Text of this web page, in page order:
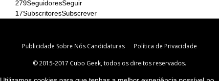
279SeguidoresSeguir
17SubscritoresSubscrever
Publicidade Sobre Nós Candidaturas Política de Privacidade
© 2015-2017 Cubo Geek, todos os direitos reservados.